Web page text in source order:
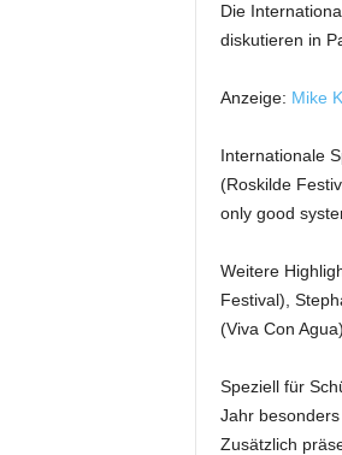
Die
diskutieren in
Anzeige: Mike
Internationale
(Roskilde
only good
Weitere
Festival),
(Viva Con Agua).
Speziell für
Jahr
Zusätzlich